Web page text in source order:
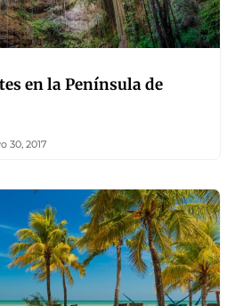
en la Península de
30, 2017